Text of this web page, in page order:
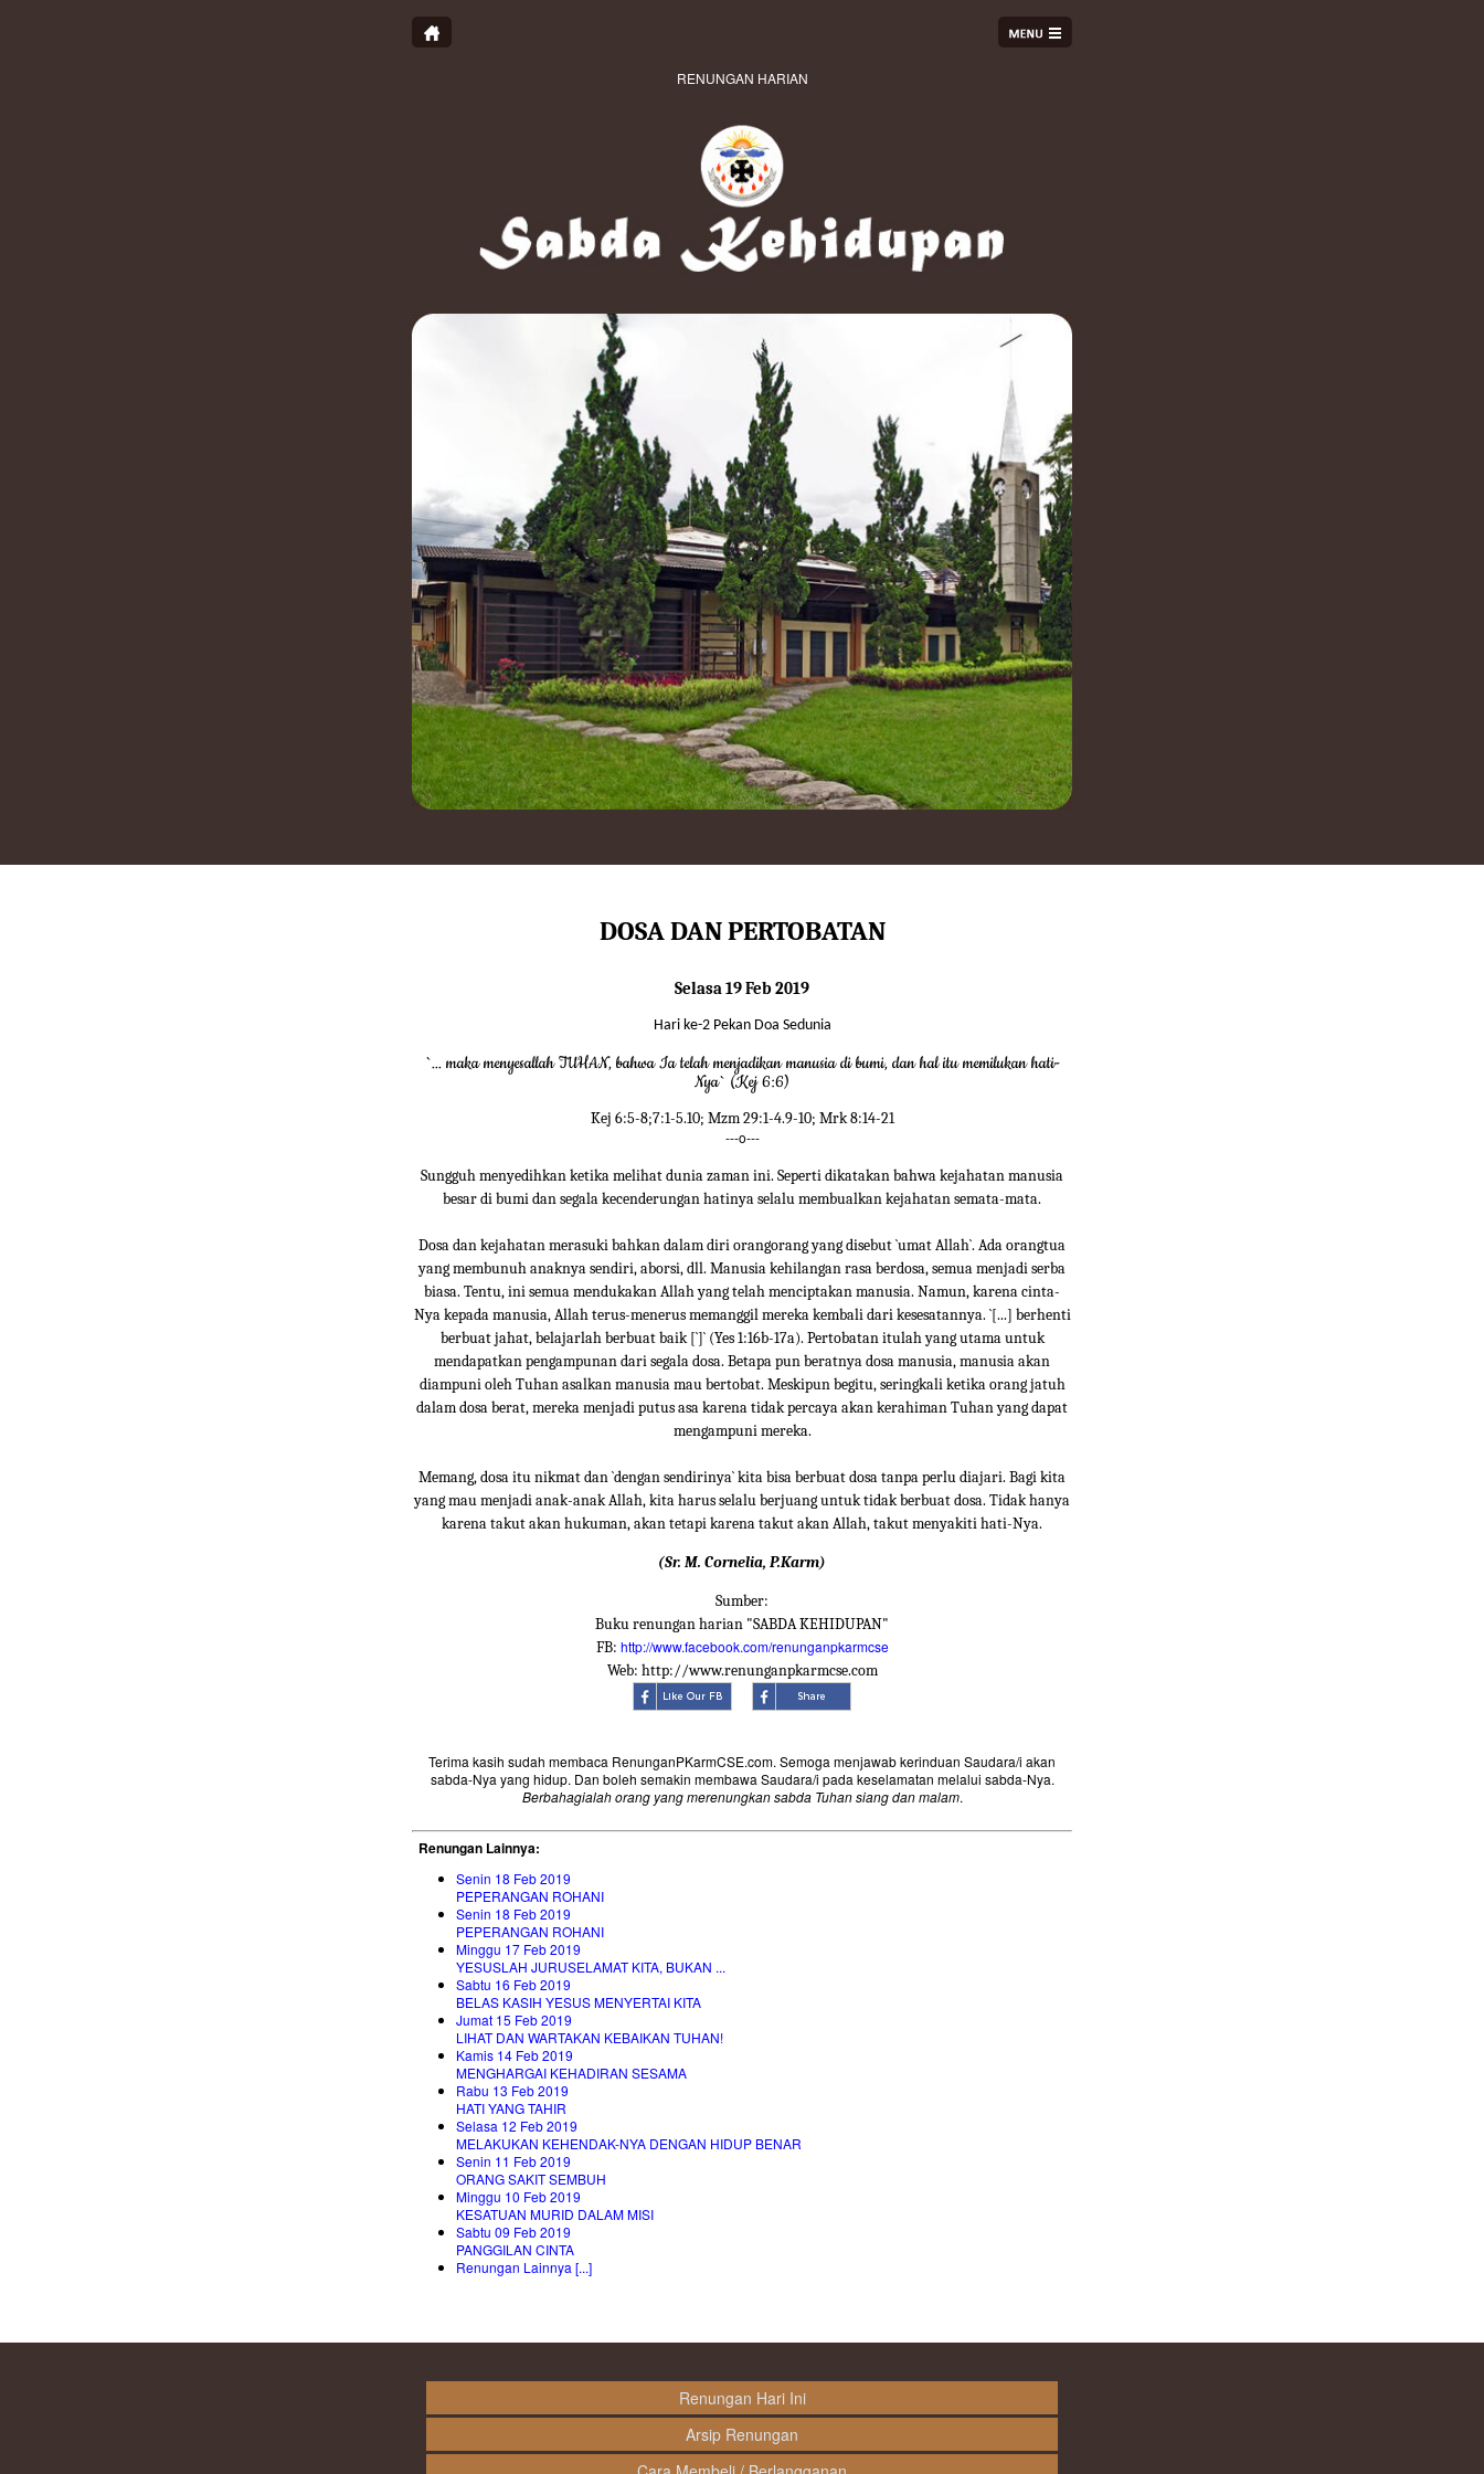
RENUNGAN HARIAN
DOSA DAN PERTOBATAN
Selasa 19 Feb 2019
Hari ke-2 Pekan Doa Sedunia
`... maka menyesallah TUHAN, bahwa Ia telah menjadikan manusia di bumi, dan hal itu memilukan hati-
Nya` (Kej 6:6)
Kej 6:5-8;7:1-5.10; Mzm 29:1-4.9-10; Mrk 8:14-21
---o---
Sungguh menyedihkan ketika melihat dunia zaman ini. Seperti dikatakan bahwa kejahatan manusia
besar di bumi dan segala kecenderungan hatinya selalu membualkan kejahatan semata-mata.
Dosa dan kejahatan merasuki bahkan dalam diri orangorang yang disebut `umat Allah`. Ada orangtua
yang membunuh anaknya sendiri, aborsi, dll. Manusia kehilangan rasa berdosa, semua menjadi serba
biasa. Tentu, ini semua mendukakan Allah yang telah menciptakan manusia. Namun, karena cinta-
Nya kepada manusia, Allah terus-menerus memanggil mereka kembali dari kesesatannya. `[...] berhenti
berbuat jahat, belajarlah berbuat baik [`]` (Yes 1:16b-17a). Pertobatan itulah yang utama untuk
mendapatkan pengampunan dari segala dosa. Betapa pun beratnya dosa manusia, manusia akan
diampuni oleh Tuhan asalkan manusia mau bertobat. Meskipun begitu, seringkali ketika orang jatuh
dalam dosa berat, mereka menjadi putus asa karena tidak percaya akan kerahiman Tuhan yang dapat
mengampuni mereka.
Memang, dosa itu nikmat dan `dengan sendirinya` kita bisa berbuat dosa tanpa perlu diajari. Bagi kita
yang mau menjadi anak-anak Allah, kita harus selalu berjuang untuk tidak berbuat dosa. Tidak hanya
karena takut akan hukuman, akan tetapi karena takut akan Allah, takut menyakiti hati-Nya.
(Sr. M. Cornelia, P.Karm)
Sumber:
Buku renungan harian "SABDA KEHIDUPAN"
FB: http://www.facebook.com/renunganpkarmcse
Web: http://www.renunganpkarmcse.com
Terima kasih sudah membaca RenunganPKarmCSE.com. Semoga menjawab kerinduan Saudara/i akan
sabda-Nya yang hidup. Dan boleh semakin membawa Saudara/i pada keselamatan melalui sabda-Nya.
Berbahagialah orang yang merenungkan sabda Tuhan siang dan malam.
Renungan Lainnya:
Senin 18 Feb 2019
PEPERANGAN ROHANI
Senin 18 Feb 2019
PEPERANGAN ROHANI
Minggu 17 Feb 2019
YESUSLAH JURUSELAMAT KITA, BUKAN ...
Sabtu 16 Feb 2019
BELAS KASIH YESUS MENYERTAI KITA
Jumat 15 Feb 2019
LIHAT DAN WARTAKAN KEBAIKAN TUHAN!
Kamis 14 Feb 2019
MENGHARGAI KEHADIRAN SESAMA
Rabu 13 Feb 2019
HATI YANG TAHIR
Selasa 12 Feb 2019
MELAKUKAN KEHENDAK-NYA DENGAN HIDUP BENAR
Senin 11 Feb 2019
ORANG SAKIT SEMBUH
Minggu 10 Feb 2019
KESATUAN MURID DALAM MISI
Sabtu 09 Feb 2019
PANGGILAN CINTA
Renungan Lainnya [...]
Renungan Hari Ini
Arsip Renungan